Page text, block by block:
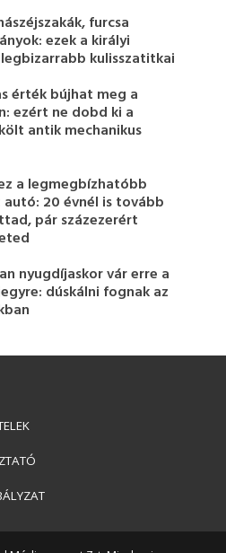
furcsa
ezek a királyi
kulisszatitkai
érték bújhat meg a
ezért ne dobd ki a
antik mechanikus
a legmegbízhatóbb
autó: 20 évnél is tovább
pár százezerért
nyugdíjaskor vár erre a
dúskálni fognak az